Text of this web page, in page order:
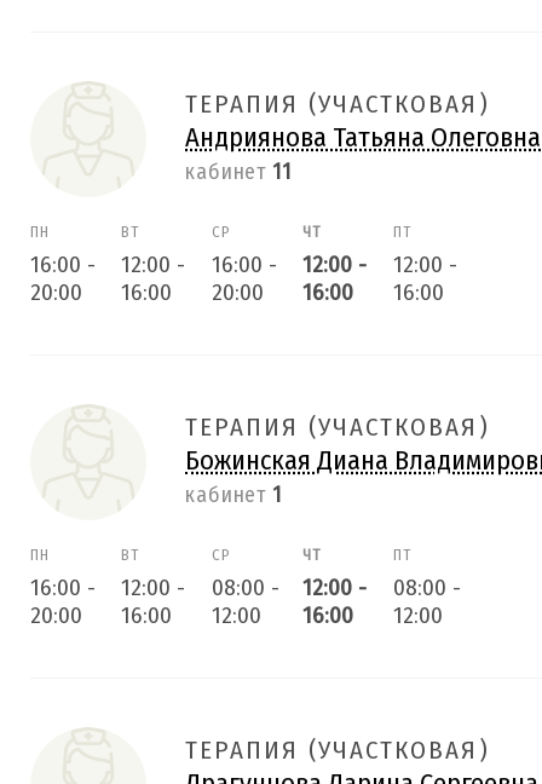
ТЕРАПИЯ (УЧАСТКОВАЯ)
Андриянова Татьяна Олеговна
кабинет 11
ПН
16:00 -
20:00
ВТ
12:00 -
16:00
СР
16:00 -
20:00
ЧТ
12:00 -
16:00
ПТ
12:00 -
16:00
ТЕРАПИЯ (УЧАСТКОВАЯ)
Божинская Диана
кабинет 1
ПН
16:00 -
20:00
ВТ
12:00 -
16:00
СР
08:00 -
12:00
ЧТ
12:00 -
16:00
ПТ
08:00 -
12:00
ТЕРАПИЯ (УЧАСТКОВАЯ)